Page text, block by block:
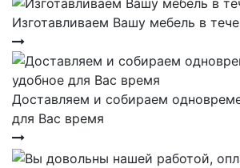
Изготавливаем Вашу мебель в
Доставляем и собираем
для Вас время